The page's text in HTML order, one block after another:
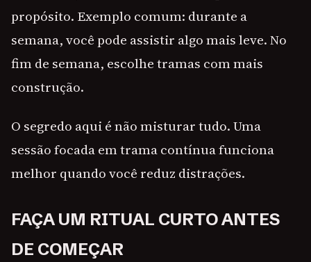
propósito. Exemplo comum: durante a
semana, você pode assistir algo mais leve. No
fim de semana, escolhe tramas com mais
construção.
O segredo aqui é não misturar tudo. Uma
sessão focada em trama contínua funciona
melhor quando você reduz distrações.
FAÇA UM RITUAL CURTO ANTES
DE COMEÇAR